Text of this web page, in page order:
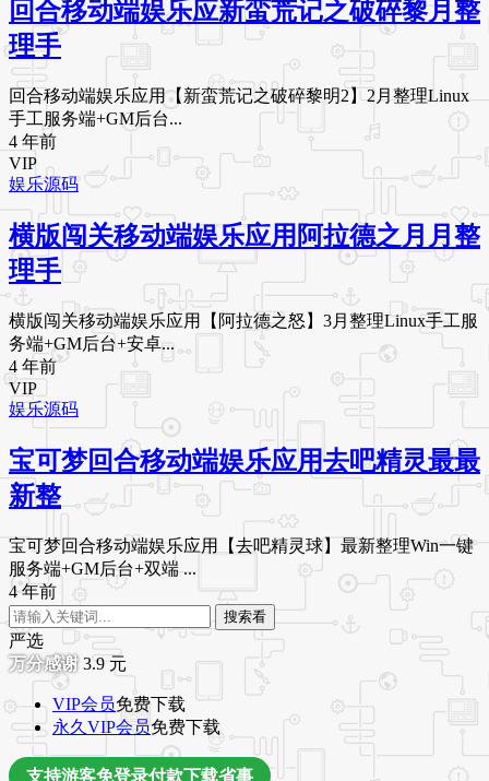
回合移动端娱乐应新蛮荒记之破碎黎月整
理手
回合移动端娱乐应用【新蛮荒记之破碎黎明2】2月整理Linux
手工服务端+GM后台...
4 年前
VIP
娱乐源码
横版闯关移动端娱乐应用阿拉德之月月整
理手
横版闯关移动端娱乐应用【阿拉德之怒】3月整理Linux手工服
务端+GM后台+安卓...
4 年前
VIP
娱乐源码
宝可梦回合移动端娱乐应用去吧精灵最最
新整
宝可梦回合移动端娱乐应用【去吧精灵球】最新整理Win一键
服务端+GM后台+双端 ...
4 年前
搜索看
严选
3.9 元
VIP会员免费下载
永久VIP会员免费下载
支持游客免登录付款下载省事